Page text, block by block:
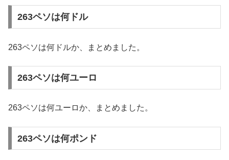
263ペソは何ドル
263ペソは何ドルか、まとめました。
263ペソは何ユーロ
263ペソは何ユーロか、まとめました。
263ペソは何ポンド